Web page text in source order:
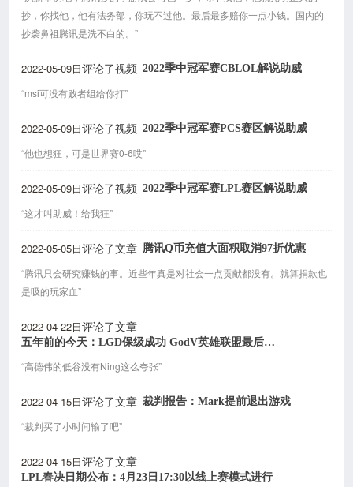
抄，你找他，他有法务部，你玩不过他。最后最多赔你一点小钱。国内的
抄袭鼻祖腾讯是洗不白的。”
2022-05-09日评论了视频 2022季中冠军赛CBLOL解说助威
“msi可没有败者组给你打”
2022-05-09日评论了视频 2022季中冠军赛PCS赛区解说助威
“他也想狂，可是世界赛0-6哎”
2022-05-09日评论了视频 2022季中冠军赛LPL赛区解说助威
“这才叫助威！给我狂”
2022-05-05日评论了文章 腾讯Q币充值大面积取消97折优惠
“腾讯只会研究赚钱的事。近些年真是对社会一点贡献都没有。就算捐款也
是吸的玩家血”
2022-04-22日评论了文章
五年前的今天：LGD保级成功 GodV英雄联盟最后一战
“高德伟的低谷没有Ning这么夸张”
2022-04-15日评论了文章 裁判报告：Mark提前退出游戏
“裁判买了小时间输了吧”
2022-04-15日评论了文章
LPL春决日期公布：4月23日17:30以线上赛模式进行